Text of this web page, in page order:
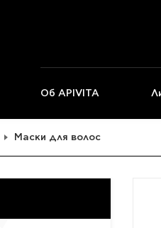
Об APIVITA
Маски для волос